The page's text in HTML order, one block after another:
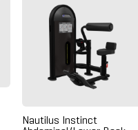
Nautilus Instinct